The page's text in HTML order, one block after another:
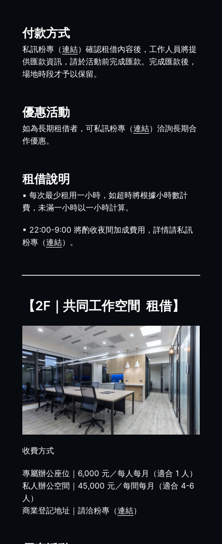
付款方式
私訊粉專（連結）確認租借內容後，工作人員將提
供匯款資訊，請於活動前完成匯款。 完成匯款後，
場地時段才予以保留 。
優惠活動
如為長期租借者，可私訊粉專（連結）洽詢長期合
作優惠。
租借說明
▪︎ 每次最少租用一小時，如超時將根據小時數計
費，未滿一小時以一小時計算。
▪︎ 22:00-9:00 將酌收夜間加成費用，詳情請私訊
粉專（連結）。
【2F｜共同工作空間 租借】
收費方式
專屬辦公座位｜6,000 元／每人每月（適合 1 人）
私人辦公空間｜45,000 元／每間每月（適合 4-6
人）
商業登記地址｜請洽粉專（連結）